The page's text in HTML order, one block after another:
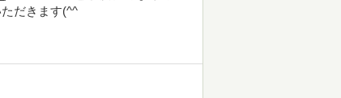
だきます(^^ゞ